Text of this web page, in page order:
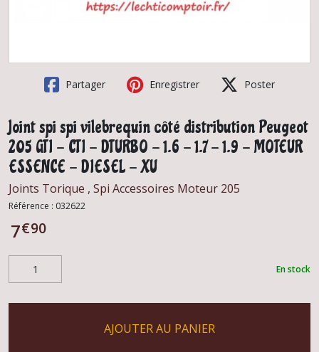
Partager Enregistrer Poster
Joint spi spi vilebrequin côté distribution Peugeot
205 GTI - CTI - DTURBO - 1.6 - 1.7 - 1.9 - MOTEUR
ESSENCE - DIESEL - XU
Joints Torique , Spi Accessoires Moteur 205
Référence : 032622
7€90
En stock
AJOUTER AU PANIER